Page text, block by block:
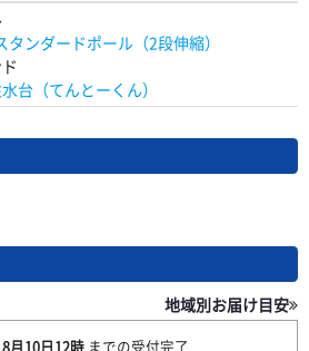
タンダードポール（2段伸縮）
台（てんとーくん）
地域別お届け目安
8月10日12時までの受付完了